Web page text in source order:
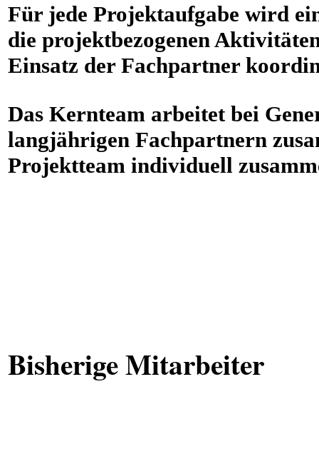
Für jede Projektaufgabe wird
die projektbezogenen
Einsatz der Fachpartner
Das Kernteam arbeitet bei
langjährigen Fachpartnern
Projektteam individuell
Bisherige Mitarbeiter